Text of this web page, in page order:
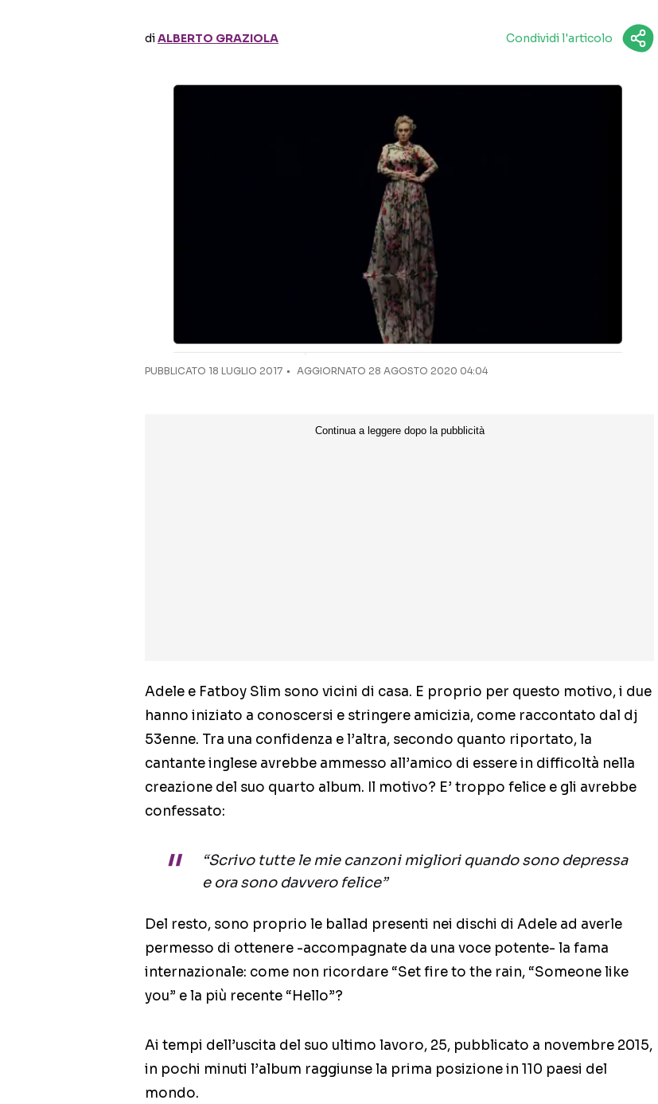
diALBERTO GRAZIOLA Condividi l'articolo
PUBBLICATO 18 LUGLIO 2017 AGGIORNATO 28 AGOSTO 2020 04:04
Adele e Fatboy Slim sono vicini di casa. E proprio per questo motivo, i due
hanno iniziato a conoscersi e stringere amicizia, come raccontato dal dj
53enne. Tra una confidenza e l’altra, secondo quanto riportato, la
cantante inglese avrebbe ammesso all’amico di essere in difficoltà nella
creazione del suo quarto album. Il motivo? E’ troppo felice e gli avrebbe
confessato:
“Scrivo tutte le mie canzoni migliori quando sono depressa
e ora sono davvero felice”
Del resto, sono proprio le ballad presenti nei dischi di Adele ad averle
permesso di ottenere -accompagnate da una voce potente- la fama
internazionale: come non ricordare “Set fire to the rain, “Someone like
you” e la più recente “Hello”?
Ai tempi dell’uscita del suo ultimo lavoro, 25, pubblicato a novembre 2015,
in pochi minuti l’album raggiunse la prima posizione in 110 paesi del
mondo.